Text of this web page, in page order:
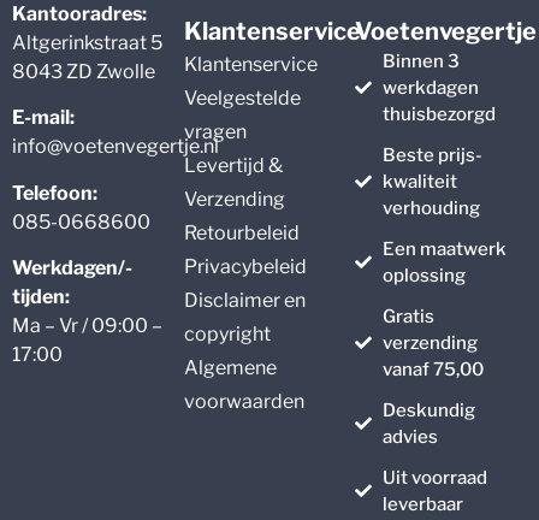
Kantooradres:
Altgerinkstraat 5
8043 ZD Zwolle
E-mail:
info@voetenvegertje.nl
Telefoon:
085-0668600
Werkdagen/-
tijden:
Ma – Vr / 09:00 –
17:00
Klantenservice
Klantenservice
Veelgestelde
vragen
Levertijd &
Verzending
Retourbeleid
Privacybeleid
Disclaimer en
copyright
Algemene
voorwaarden
Voetenvegertje
Binnen 3
werkdagen
thuisbezorgd
Beste prijs-
kwaliteit
verhouding
Een maatwerk
oplossing
Gratis
verzending
vanaf 75,00
Deskundig
advies
Uit voorraad
leverbaar